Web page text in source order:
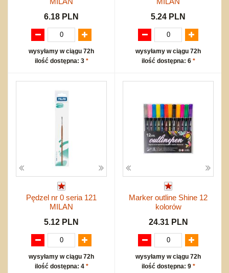
6.18 PLN
wysyłamy w ciągu 72h
ilość dostępna: 3 *
5.24 PLN
wysyłamy w ciągu 72h
ilość dostępna: 6 *
Pędzel nr 0 seria 121
MILAN
5.12 PLN
wysyłamy w ciągu 72h
ilość dostępna: 4 *
Marker outline Shine 12
kolorów
24.31 PLN
wysyłamy w ciągu 72h
ilość dostępna: 9 *